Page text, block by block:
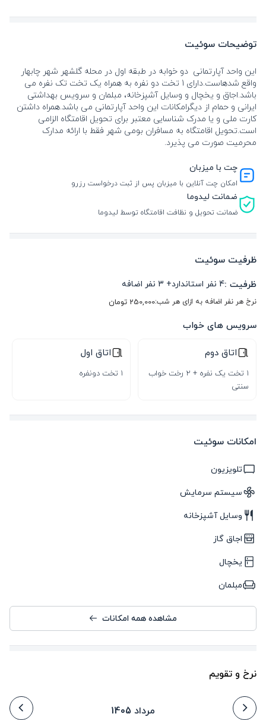
توضیحات سوئیت
این واحد آپارتمانی دو خوابه در طبقه اول در محله گلشهر شهر چابهار
واقع شدهاست.دارای 1 تخت دو نفره به همراه یک تخت تک نفره می
باشد.اجاق و یخچال و وسایل آشپزخانه، مبلمان و سرویس بهداشتی
ایرانی و حمام از دیگرامکانات این واحد آپارتمانی می باشد.همراه داشتن
کارت ملی و یا مدرک شناسایی معتبر برای تحویل اقامتگاه الزامی
است.تحویل اقامتگاه به مسافران بومی شهر فقط با ارائه مدارک
محرمیت صورت می پذیرد.
چت با میزبان
امکان چت آنلاین با میزبان پس از ثبت درخواست رزرو
ضمانت لیدوما
ضمانت تحویل و نظافت اقامتگاه توسط لیدوما
ظرفیت سوئیت
ظرفیت :4 نفر استاندارد+
3 نفر اضافه
نرخ هر نفر اضافه به ازای هر شب:250,000 تومان
سرویس های خواب
اتاق دوم
1 تخت یک نفره + 2 رخت خواب
سنتی
اتاق اول
1 تخت دونفره
امکانات سوئیت
تلویزیون
سیستم سرمایش
وسایل آشپزخانه
اجاق گاز
یخچال
مبلمان
مشاهده همه امکانات
نرخ و تقویم
مرداد 1405